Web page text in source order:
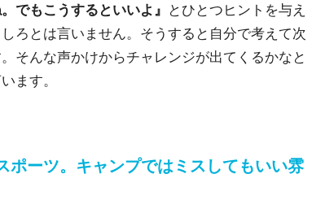
でもこうするといいよ』 とひとつヒントを与え
ろとは言いません。そうすると自分で考えて次
そんな声かけからチャレンジが出てくるかなと
ます。
ポーツ。キャンプではミスしてもいい雰